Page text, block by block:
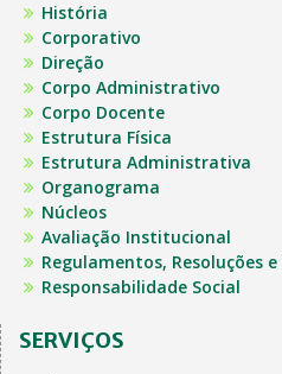
História
Corporativo
Direção
Corpo Administrativo
Corpo Docente
Estrutura Física
Estrutura Administrativa
Organograma
Núcleos
Avaliação Institucional
Regulamentos, Resoluções
Responsabilidade Social
SERVIÇOS